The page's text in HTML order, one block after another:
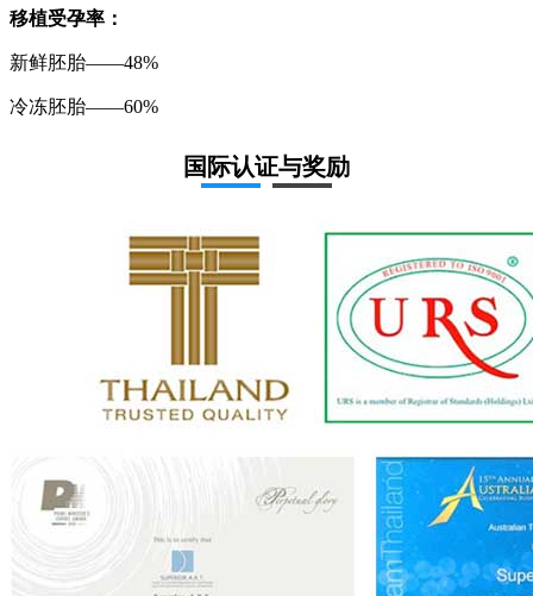
移植受孕率：
新鲜胚胎——48%
冷冻胚胎——60%
国际认证与奖励